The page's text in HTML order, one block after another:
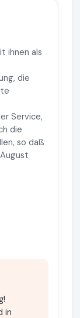
ihnen als
die
Service,
die
so daß
in